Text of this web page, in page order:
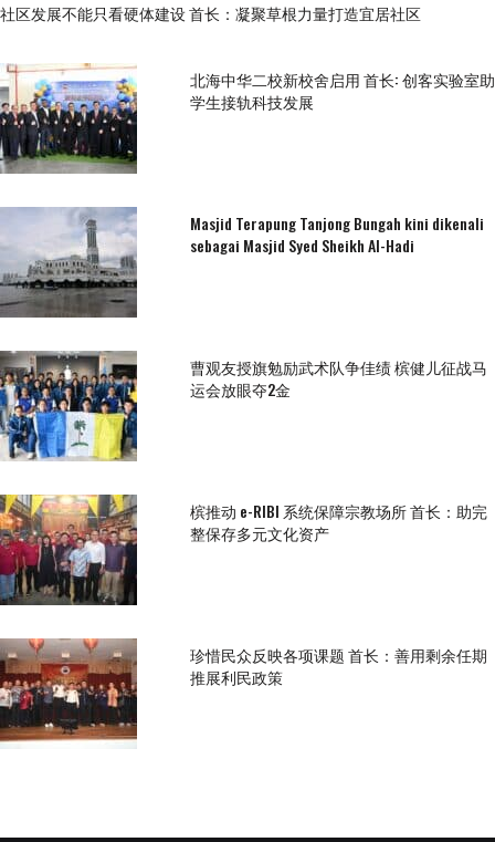
社区发展不能只看硬体建设 首长：凝聚草根力量打造宜居社区
北海中华二校新校舍启用 首长: 创客实验室助
学生接轨科技发展
Masjid Terapung Tanjong Bungah kini dikenali
sebagai Masjid Syed Sheikh Al-Hadi
曹观友授旗勉励武术队争佳绩 槟健儿征战马
运会放眼夺2金
槟推动 e-RIBI 系统保障宗教场所 首长：助完
整保存多元文化资产
珍惜民众反映各项课题 首长：善用剩余任期
推展利民政策